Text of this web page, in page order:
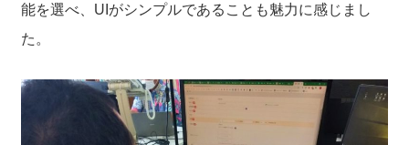
能を選べ、UIがシンプルであることも魅力に感じまし
た。